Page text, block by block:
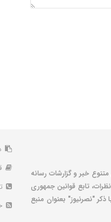
خبر و گزارشات رسانه
تابع قوانین جمهوری
"نصرنیوز" بعنوان منبع